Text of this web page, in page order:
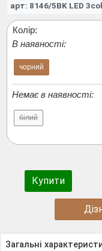
арт: 8146/5BK LED
Колір:
В наявності:
чорний
Немає в наявності:
білий
Купити
Загальні